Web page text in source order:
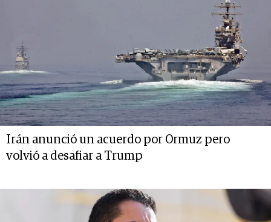
Irán anunció un acuerdo por Ormuz pero
volvió a desafiar a Trump